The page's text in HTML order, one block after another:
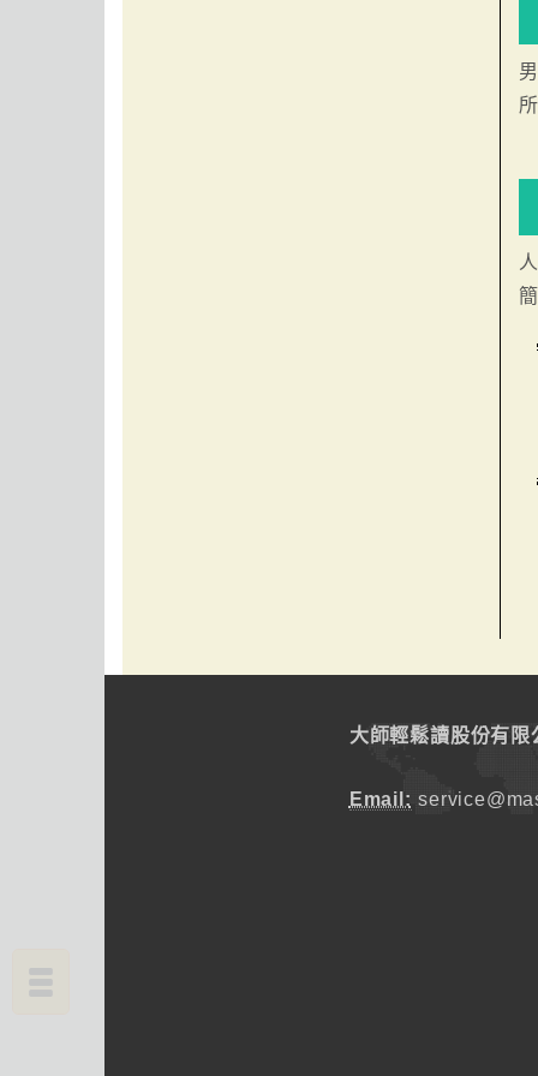
大師輕鬆讀股份有限
Email: